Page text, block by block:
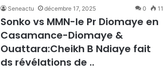
Seneactu décembre 17, 2025 0 11
Sonko vs MMN-le Pr Diomaye en
Casamance-Diomaye &
Ouattara:Cheikh B Ndiaye fait
ds révélations de ..